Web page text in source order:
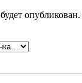
опубликован.